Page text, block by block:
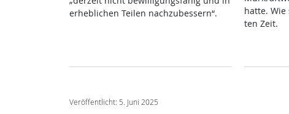
er­heb­li­chen Tei­len nach­zu­bes­sern“.
hat­te.
ten Zeit.
Veröffentlicht: 5. Juni 2025